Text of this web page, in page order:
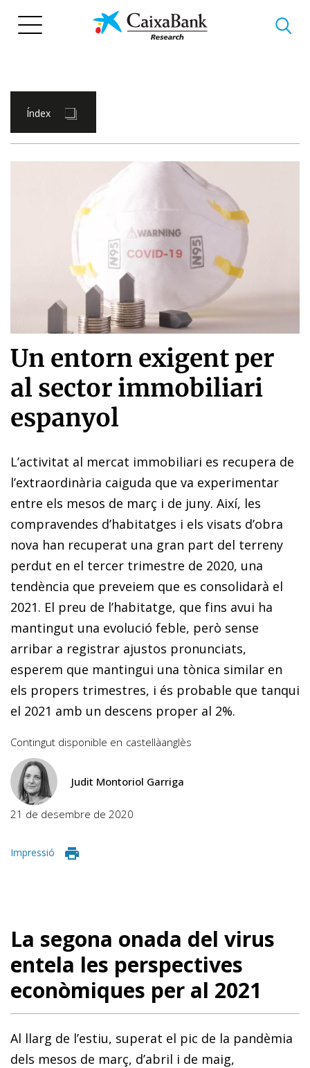
Índex
Un entorn exigent per
al sector immobiliari
espanyol
L’activitat al mercat immobiliari es recupera de
l’extraordinària caiguda que va experimentar
entre els mesos de març i de juny. Així, les
compravendes d’habitatges i els visats d’obra
nova han recuperat una gran part del terreny
perdut en el tercer trimestre de 2020, una
tendència que preveiem que es consolidarà el
2021. El preu de l’habitatge, que fins avui ha
mantingut una evolució feble, però sense
arribar a registrar ajustos pronunciats,
esperem que mantingui una tònica similar en
els propers trimestres, i és probable que tanqui
el 2021 amb un descens proper al 2%.
Contingut disponible en castellàanglès
Judit Montoriol Garriga
21 de desembre de 2020
Impressió
La segona onada del virus
entela les perspectives
econòmiques per al 2021
Al llarg de l’estiu, superat el pic de la pandèmia
dels mesos de març, d’abril i de maig,